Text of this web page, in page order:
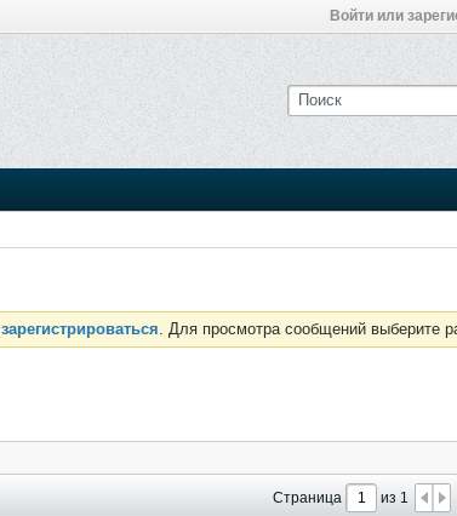
Войти или
зарегистрироваться. Для просмотра сообщений выберите
Страница из 1